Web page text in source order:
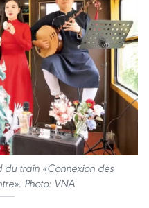
train «Connexion des
Photo: VNA